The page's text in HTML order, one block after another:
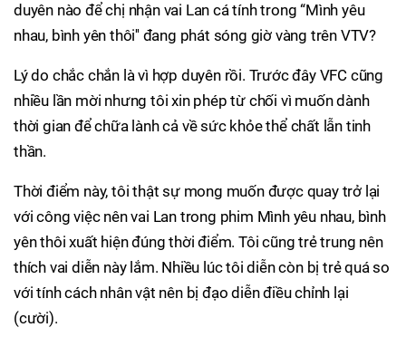
duyên nào để chị nhận vai Lan cá tính trong “Mình yêu
nhau, bình yên thôi'' đang phát sóng giờ vàng trên VTV?
Lý do chắc chắn là vì hợp duyên rồi. Trước đây VFC cũng
nhiều lần mời nhưng tôi xin phép từ chối vì muốn dành
thời gian để chữa lành cả về sức khỏe thể chất lẫn tinh
thần.
Thời điểm này, tôi thật sự mong muốn được quay trở lại
với công việc nên vai Lan trong phim Mình yêu nhau, bình
yên thôi xuất hiện đúng thời điểm. Tôi cũng trẻ trung nên
thích vai diễn này lắm. Nhiều lúc tôi diễn còn bị trẻ quá so
với tính cách nhân vật nên bị đạo diễn điều chỉnh lại
(cười).